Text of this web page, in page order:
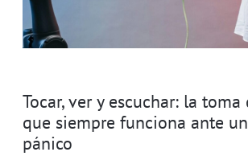
Tocar, ver y escuchar: la
que siempre funciona ante
pánico